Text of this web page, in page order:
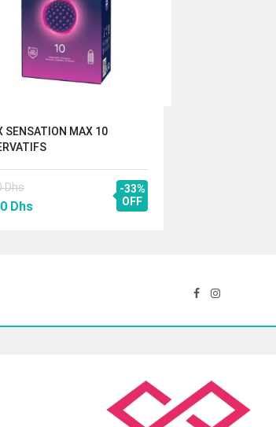
SENSATION MAX 10
Dhs
DhsLe
-33%
OFF